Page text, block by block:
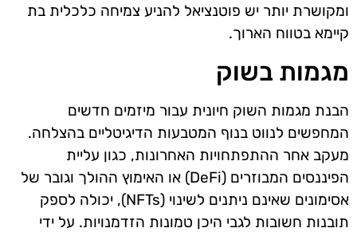
ומקושרת יותר יש פוטנציאל להניע צמיחה כלכלית בת
קיימא בטווח הארוך.
מגמות בשוק
הבנת מגמות השוק חיונית עבור מיזמים חדשים
המחפשים לנווט בנוף המטבעות הדיגיטליים בהצלחה.
מעקב אחר ההתפתחויות האחרונות, כגון עליית
הפיננסים המבוזרים (DeFi) או האימוץ ההולך וגובר של
אסימונים שאינם ניתנים לשינוי (NFTs), יכולה לספק
תובנות חשובות לגבי היכן טמונות הזדמנויות. על ידי